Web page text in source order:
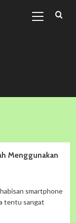
Menu
Menggunakan
smartphone
tentu sangat